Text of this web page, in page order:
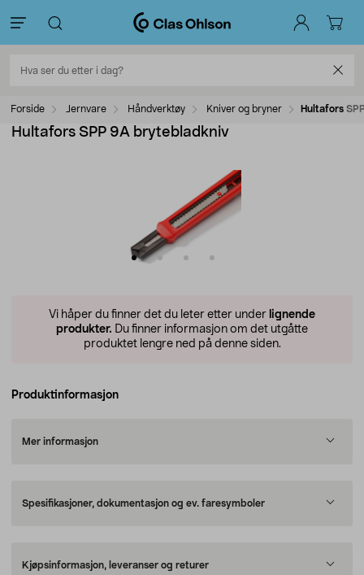
Forside Jernvare Håndverktøy Kniver og bryner Hultafors
Hultafors SPP 9A brytebladkniv
Vi håper du finner det du leter etter under lignende
produkter. Du finner informasjon om det utgåtte
produktet lengre ned på denne siden.
Produktinformasjon
Mer informasjon
Spesifikasjoner, dokumentasjon og ev. faresymboler
Kjøpsinformasjon, leveranser og returer